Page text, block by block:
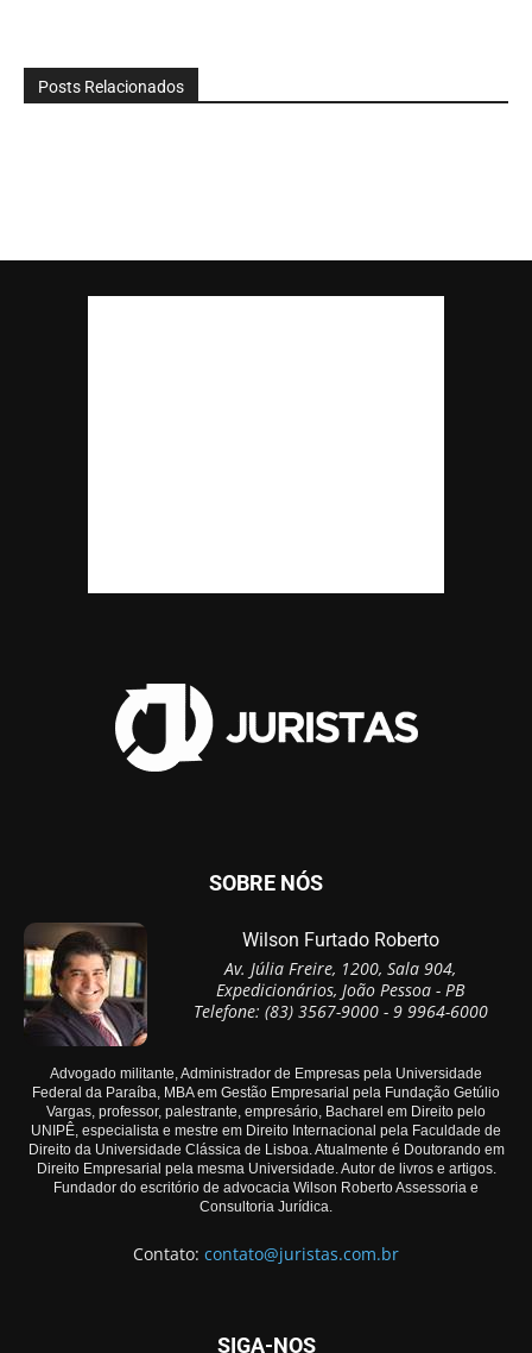
Posts Relacionados
SOBRE NÓS
Wilson Furtado Roberto
Av. Júlia Freire, 1200, Sala 904,
Expedicionários, João Pessoa - PB
Telefone: (83) 3567-9000 - 9 9964-6000
Advogado militante, Administrador de Empresas pela Universidade
Federal da Paraíba, MBA em Gestão Empresarial pela Fundação Getúlio
Vargas, professor, palestrante, empresário, Bacharel em Direito pelo
UNIPÊ, especialista e mestre em Direito Internacional pela Faculdade de
Direito da Universidade Clássica de Lisboa. Atualmente é Doutorando em
Direito Empresarial pela mesma Universidade. Autor de livros e artigos.
Fundador do escritório de advocacia Wilson Roberto Assessoria e
Consultoria Jurídica.
Contato: contato@juristas.com.br
SIGA-NOS